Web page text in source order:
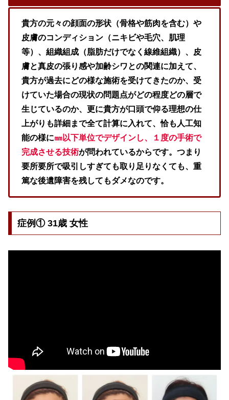
貴方の元々の顔面の形状（骨格や筋肉を含む）や
皮膚のコンディション（ニキビや毛穴、肌理
等）、組織組成（脂肪だけでなく線維組織）、皮
膚と真皮の張り感や加齢シワとの関連に加えて、
貴方が過去にどの様な施術を受けてきたのか、受
けていた場合の現状の問題点がどの程度どの層で
生じているのか、更に貴方が口頭で仰る理想の仕
上がりも詳細まで全て計算に入れて、恰も人工知
能の様に㎜以下単位でデザインし、１度の手術で
完成させる技術が問われているからです。つまり
要所要所で吸引しすぎても取り足りなくても、重
篤な後遺障害を残してもダメなのです。
症例① 31歳 女性